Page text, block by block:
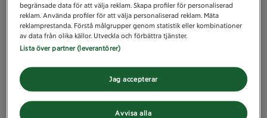
begränsade data för att välja reklam. Skapa profiler för personaliserad
reklam. Använda profiler för att välja personaliserad reklam. Mäta
reklamprestanda. Förstå målgrupper genom statistik eller kombinationer
av data från olika källor. Utveckla och förbättra tjänster.
Lista över partner (leverantörer)
Avvisa alla
Jag accepterar